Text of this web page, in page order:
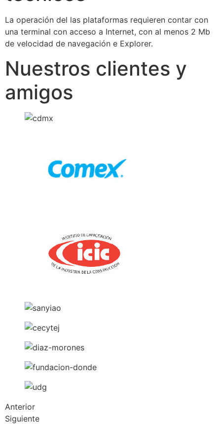
La operación del las plataformas requieren contar con
una terminal con acceso a Internet, con al menos 2 Mb
de velocidad de navegación e Explorer.
Nuestros clientes y
amigos
Anterior
Siguiente